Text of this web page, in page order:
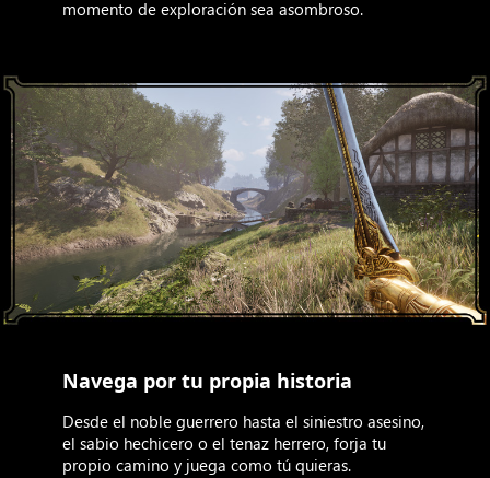
momento de exploración sea asombroso.
Navega por tu propia historia
Desde el noble guerrero hasta el siniestro asesino,
el sabio hechicero o el tenaz herrero, forja tu
propio camino y juega como tú quieras.